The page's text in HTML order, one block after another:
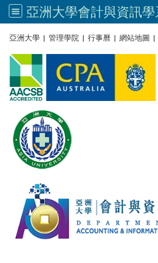
亞洲大學 | 管理學院 | 行事曆 | 網站地圖 |